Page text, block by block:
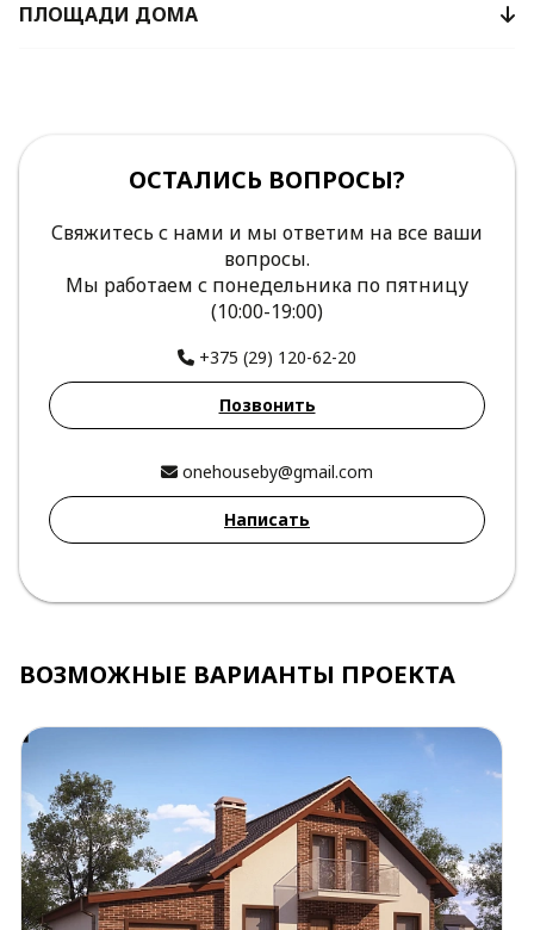
ПЛОЩАДИ ДОМА
ОСТАЛИСЬ ВОПРОСЫ?
Свяжитесь с нами и мы ответим на все ваши
вопросы.
Мы работаем с понедельника по пятницу
(10:00-19:00)
+375 (29) 120-62-20
Позвонить
onehouseby@gmail.com
Написать
ВОЗМОЖНЫЕ ВАРИАНТЫ ПРОЕКТА